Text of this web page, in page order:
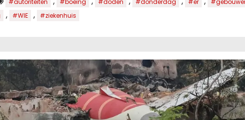
#autoriteiten #boeing #doden #donderdag #er
, #WIE , #ziekenhuis